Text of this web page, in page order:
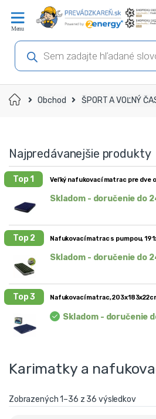
navigáciu
obsah
Products
search
Domov Obchod ŠPORT A VOĽNÝ
Najpredávanejšie produkty
Top 1 Veľký nafukovací matrac pre dve
Skladom - doručenie do
Top 2 Nafukovací matrac s pumpou,
Skladom - doručenie do
Top 3 Nafukovací matrac,
Skladom - doručenie
Karimatky a
Zobrazených 1–36 z 36 výsledkov